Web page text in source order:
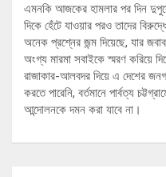
এমনকি আজকের হামলার পর দিন দুপুরে
দিকে হেঁটে যাওয়ার পরও তাদের
অনেক প্রশ্নের জন্ম দিয়েছে, যার
অংগ্য মারমা সবাইকে স্মরণ করিয়ে
রাজাকার-আলবদর দিয়ে এ দেশের
করতে পারেনি, বর্তমানে পার্বত্য
আন্দোলনকে দমন করা যাবে না।